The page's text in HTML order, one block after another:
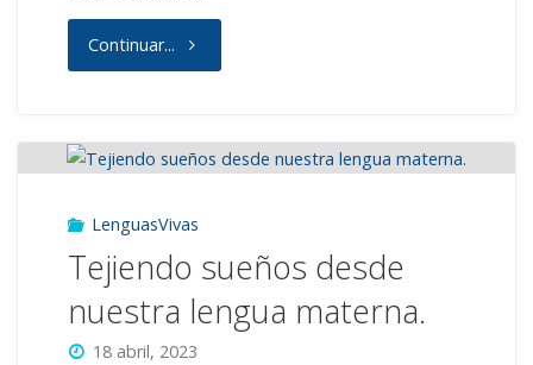
Continuar... "Informe
actividades
LenguasVivas
Tejiendo sueños desde
nuestra lengua materna.
18 abril, 2023